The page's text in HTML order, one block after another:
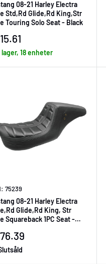
08-21 Harley Electra
Std,Rd Glide,Rd King,Str
Touring Solo Seat - Black
lager, 18 enheter
75239
08-21 Harley Electra
Glide,Rd King, Str
Squareback 1PC Seat -